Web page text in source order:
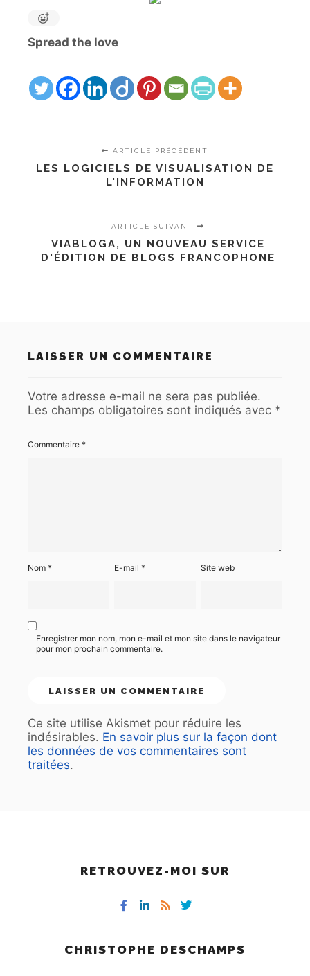
Spread the love
ARTICLE PRÉCÉDENT
LES LOGICIELS DE VISUALISATION DE
L'INFORMATION
ARTICLE SUIVANT
VIABLOGA, UN NOUVEAU SERVICE
D'ÉDITION DE BLOGS FRANCOPHONE
LAISSER UN COMMENTAIRE
Votre adresse e-mail ne sera pas publiée.
Les champs obligatoires sont indiqués avec *
Commentaire *
Nom * E-mail* Site web
Enregistrer mon nom, mon e-mail et mon site dans le navigateur
pour mon prochain commentaire.
Ce site utilise Akismet pour réduire les
indésirables. En savoir plus sur la façon dont
les données de vos commentaires sont
traitées.
RETROUVEZ-MOI SUR
CHRISTOPHE DESCHAMPS